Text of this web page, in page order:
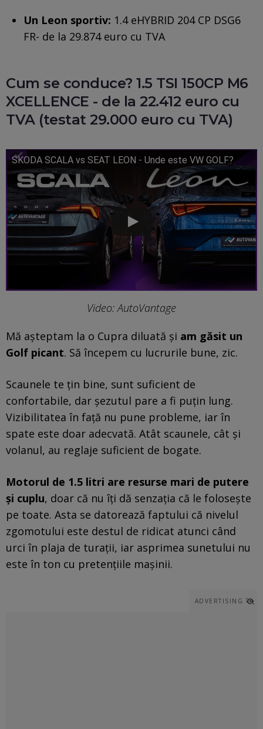
Un Leon sportiv: 1.4 eHYBRID 204 CP DSG6
FR- de la 29.874 euro cu TVA
Cum se conduce? 1.5 TSI 150CP M6
XCELLENCE - de la 22.412 euro cu
TVA (testat 29.000 euro cu TVA)
SKODA SCALA vs SEAT LEON - Unde este VW GOLF?
Video: AutoVantage
Mă așteptam la o Cupra diluată și am găsit un
Golf picant. Să începem cu lucrurile bune, zic.
Scaunele te țin bine, sunt suficient de
confortabile, dar șezutul pare a fi puțin lung.
Vizibilitatea în față nu pune probleme, iar în
spate este doar adecvată. Atât scaunele, cât și
volanul, au reglaje suficient de bogate.
Motorul de 1.5 litri are resurse mari de putere
și cuplu, doar că nu îți dă senzația că le folosește
pe toate. Asta se datorează faptului că nivelul
zgomotului este destul de ridicat atunci când
urci în plaja de turații, iar asprimea sunetului nu
este în ton cu pretențiile mașinii.
ADVERTISING